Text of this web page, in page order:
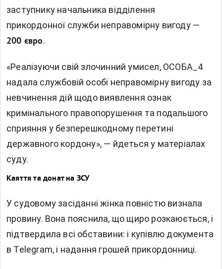
заступнику начальника відділення
прикордонної служби неправомірну вигоду —
200 євро.
«Реалізуючи свій злочинний умисел, ОСОБА_4
надала службовій особі неправомірну вигоду за
невчинення дій щодо виявлення ознак
кримінального правопорушення та подальшого
сприяння у безперешкодному перетині
державного кордону», — йдеться у матеріалах
суду.
Каяття та донат на ЗСУ
У судовому засіданні жінка повністю визнала
провину. Вона пояснила, що щиро розкаюється, і
підтвердила всі обставини: і купівлю документа
в Telegram, і надання грошей прикордонниці.